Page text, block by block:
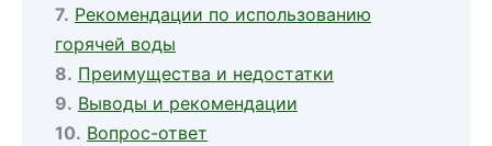
Рекомендации по использованию
горячей воды
Преимущества и недостатки
Выводы и рекомендации
Вопрос-ответ